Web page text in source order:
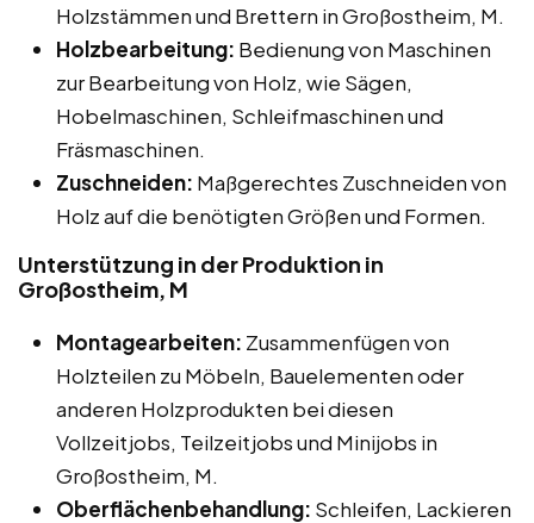
Holzstämmen und Brettern in Großostheim, M.
Holzbearbeitung: Bedienung von Maschinen
zur Bearbeitung von Holz, wie Sägen,
Hobelmaschinen, Schleifmaschinen und
Fräsmaschinen.
Zuschneiden: Maßgerechtes Zuschneiden von
Holz auf die benötigten Größen und Formen.
Unterstützung in der Produktion in
Großostheim, M
Montagearbeiten: Zusammenfügen von
Holzteilen zu Möbeln, Bauelementen oder
anderen Holzprodukten bei diesen
Vollzeitjobs, Teilzeitjobs und Minijobs in
Großostheim, M.
Oberflächenbehandlung: Schleifen, Lackieren